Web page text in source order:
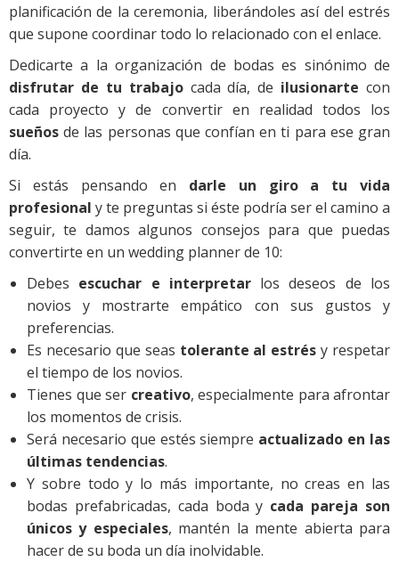
planificación de la ceremonia, liberándoles así del estrés
que supone coordinar todo lo relacionado con el enlace.
Dedicarte a la organización de bodas es sinónimo de
disfrutar de tu trabajocada día, de ilusionarte con
cada proyecto y de convertir en realidad todos los
sueños de las personas que confían en ti para ese gran
día.
Si estás pensando en darle un giro a tu vida
profesional y te preguntas si éste podría ser el camino a
seguir, te damos algunos consejos para que puedas
convertirte en un wedding planner de 10:
Debes escuchar e interpretarlos deseos de los
novios y mostrarte empático con sus gustos y
preferencias.
Es necesario que seas tolerante al estrés y respetar
el tiempo de los novios.
Tienes que ser creativo, especialmente para afrontar
los momentos de crisis.
Será necesario que estés siempre actualizado en las
últimas tendencias.
Y sobre todo y lo más importante, no creas en las
bodas prefabricadas, cada boda y cada pareja son
únicos y especiales, mantén la mente abierta para
hacer de su boda un día inolvidable.